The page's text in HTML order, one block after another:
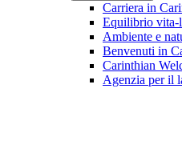
Carriera in
Equilibrio vita-
Ambiente e
Benvenuti in
Carinthian
Agenzia per il